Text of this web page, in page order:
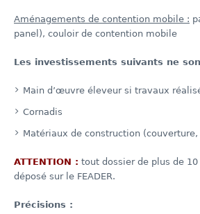
Aménagements de contention mobile :
panel), couloir de contention mobile
Les investissements suivants ne
Main d’œuvre éleveur si travaux
Cornadis
Matériaux de construction
ATTENTION : tout dossier de plus de
déposé sur le FEADER.
Précisions :